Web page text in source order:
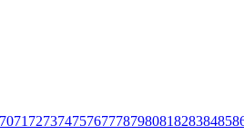
7071 7273747576777879808182838485